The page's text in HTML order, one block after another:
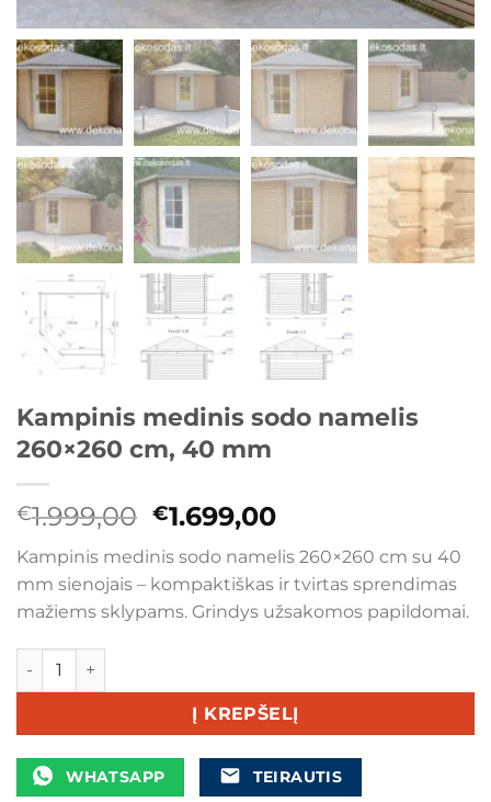
Kampinis medinis sodo namelis
260×260 cm, 40 mm
€1.999,00 Original
price
was:
€1.999,00.
€1.699,00Current
price
is:
€1.699,00.
Kampinis medinis sodo namelis 260×260 cm su 40
mm sienojais – kompaktiškas ir tvirtas sprendimas
mažiems sklypams. Grindys užsakomos papildomai.
produkto kiekis: Kampinis medinis sodo namelis 260×260
Į KREPŠELĮ
WHATSAPP TEIRAUTIS